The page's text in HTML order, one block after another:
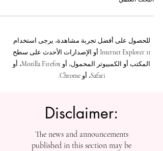
للحصول على أفضل تجربة مشاهدة، يرجى استخدام
Internet Explorer 11 أو الإصدارات الأحدث على سطح
المكتب أو الكمبيوتر المحمول، أو Mozilla Firefox، أو
Safari، أو Chrome.
Disclaimer:
The news and announcements
published in this section may be